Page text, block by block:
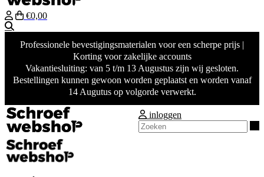
€0,00
Professionele bevestigingsmaterialen voor een scherpe prijs |
Korting voor zakelijke accounts
Vakantiesluiting: van 5 t/m 13 Augustus zijn wij gesloten.
Bestellingen kunnen gewoon worden geplaatst en worden vanaf
14 Augutus op volgorde verwerkt.
inloggen